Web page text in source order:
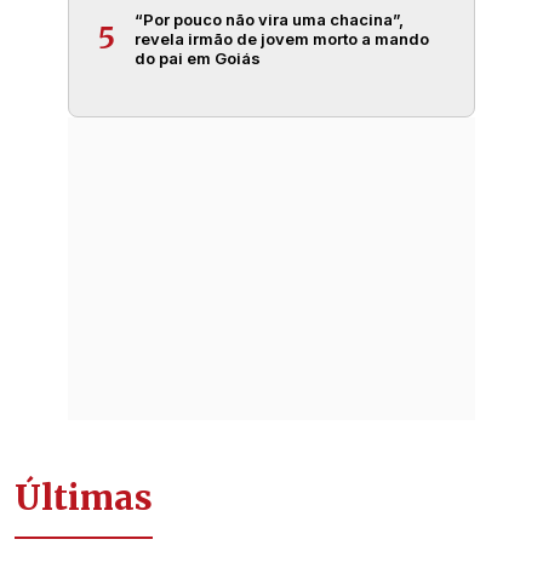
5
“Por pouco não vira uma chacina”,
revela irmão de jovem morto a mando
do pai em Goiás
Últimas